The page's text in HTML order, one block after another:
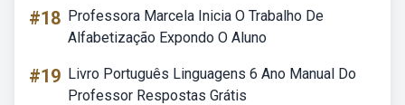
#18 Professora Marcela Inicia O Trabalho De
Alfabetização Expondo O Aluno
#19 Livro Português Linguagens 6 Ano Manual Do
Professor Respostas Grátis